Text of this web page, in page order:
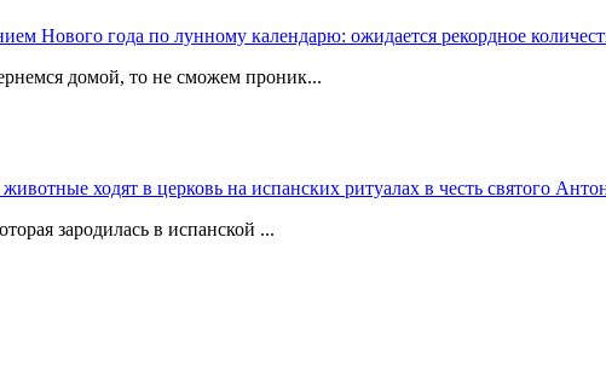
Нового года по лунному календарю: ожидается рекордное
домой, то не сможем проник...
ходят в церковь на испанских ритуалах в честь святого
зародилась в испанской ...